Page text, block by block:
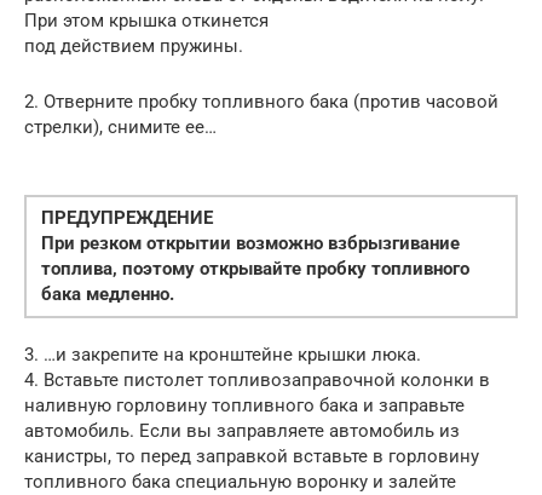
При этом крышка откинется
под действием пружины.
2. Отверните пробку топливного бака (против часовой
стрелки), снимите ее…
ПРЕДУПРЕЖДЕНИЕ
При резком открытии возможно взбрызгивание
топлива, поэтому открывайте пробку топливного
бака медленно.
3. …и закрепите на кронштейне крышки люка.
4. Вставьте пистолет топливозаправочной колонки в
наливную горловину топливного бака и заправьте
автомобиль. Если вы заправляете автомобиль из
канистры, то перед заправкой вставьте в горловину
топливного бака специальную воронку и залейте